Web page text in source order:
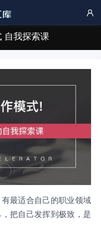

自我探索课
最适合自己的职业领域
把自己发挥到极致，是